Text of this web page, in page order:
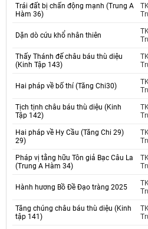
Trái đất bị chấn động mạnh (Trung A
Hàm 36)
Dặn dò cứu khổ nhân thiên
Thấy Thánh đế châu báu thù diệu
(Kinh Tập 143)
Hai pháp về bố thí (Tăng Chi30)
Tịch tịnh châu báu thù diệu (Kinh
Tập 142)
Hai pháp về Hy Cầu (Tăng Chi 29)
29)
Pháp vị tằng hữu Tôn giả Bạc Câu La
(Trung A Hàm 34)
Hành hương Bồ Đề Đạo tràng 2025
Tăng chúng châu báu thù diệu (Kinh
tập 141)